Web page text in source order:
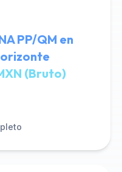
PP/QM en
(Bruto)